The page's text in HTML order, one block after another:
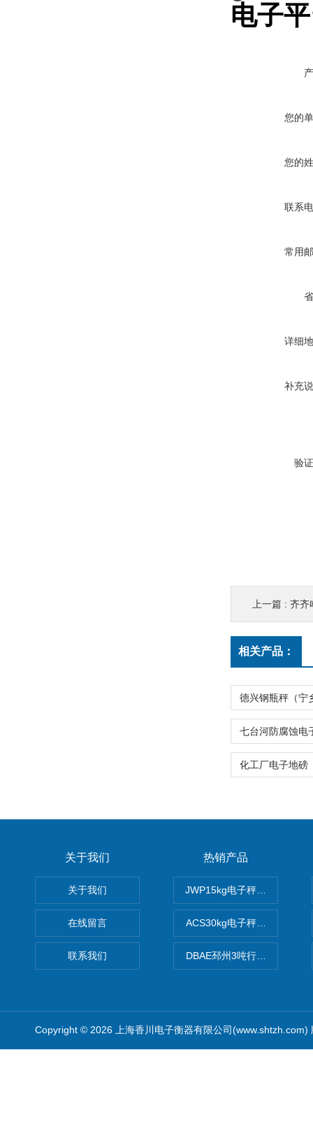
电子
您的
您的
联系
常用
详细
补充
验
上一篇 : 齐齐
相关产品：
关于我们
关于我们
在线留言
联系我们
热销产品
JWP15kg电子秤价格,15公
ACS30kg电子秤价格,30公
DBAE邳州3吨行车电子吊秤
Copyright © 2026 上海香川电子衡器有限公司(www.shtzh.com)